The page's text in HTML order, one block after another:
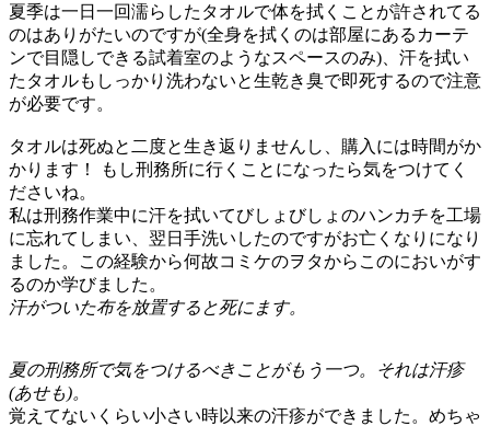
夏季は一日一回濡らしたタオルで体を拭くことが許されてる
のはありがたいのですが(全身を拭くのは部屋にあるカーテ
ンで目隠しできる試着室のようなスペースのみ)、汗を拭い
たタオルもしっかり洗わないと生乾き臭で即死するので注意
が必要です。
タオルは死ぬと二度と生き返りませんし、購入には時間がか
かります！ もし刑務所に行くことになったら気をつけてく
ださいね。
私は刑務作業中に汗を拭いてびしょびしょのハンカチを工場
に忘れてしまい、翌日手洗いしたのですがお亡くなりになり
ました。この経験から何故コミケのヲタからこのにおいがす
るのか学びました。
汗がついた布を放置すると死にます。
夏の刑務所で気をつけるべきことがもう一つ。それは汗疹
(あせも)。
覚えてないくらい小さい時以来の汗疹ができました。めちゃ